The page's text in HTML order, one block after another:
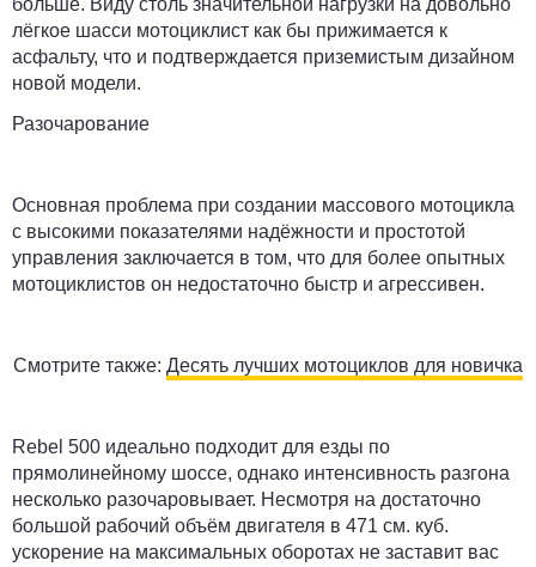
больше. Виду столь значительной нагрузки на довольно
лёгкое шасси мотоциклист как бы прижимается к
асфальту, что и подтверждается приземистым дизайном
новой модели.
Разочарование
Основная проблема при создании массового мотоцикла
с высокими показателями надёжности и простотой
управления заключается в том, что для более опытных
мотоциклистов он недостаточно быстр и агрессивен.
Смотрите также: Десять лучших мотоциклов для новичка
Rebel 500 идеально подходит для езды по
прямолинейному шоссе, однако интенсивность разгона
несколько разочаровывает. Несмотря на достаточно
большой рабочий объём двигателя в 471 см. куб.
ускорение на максимальных оборотах не заставит вас